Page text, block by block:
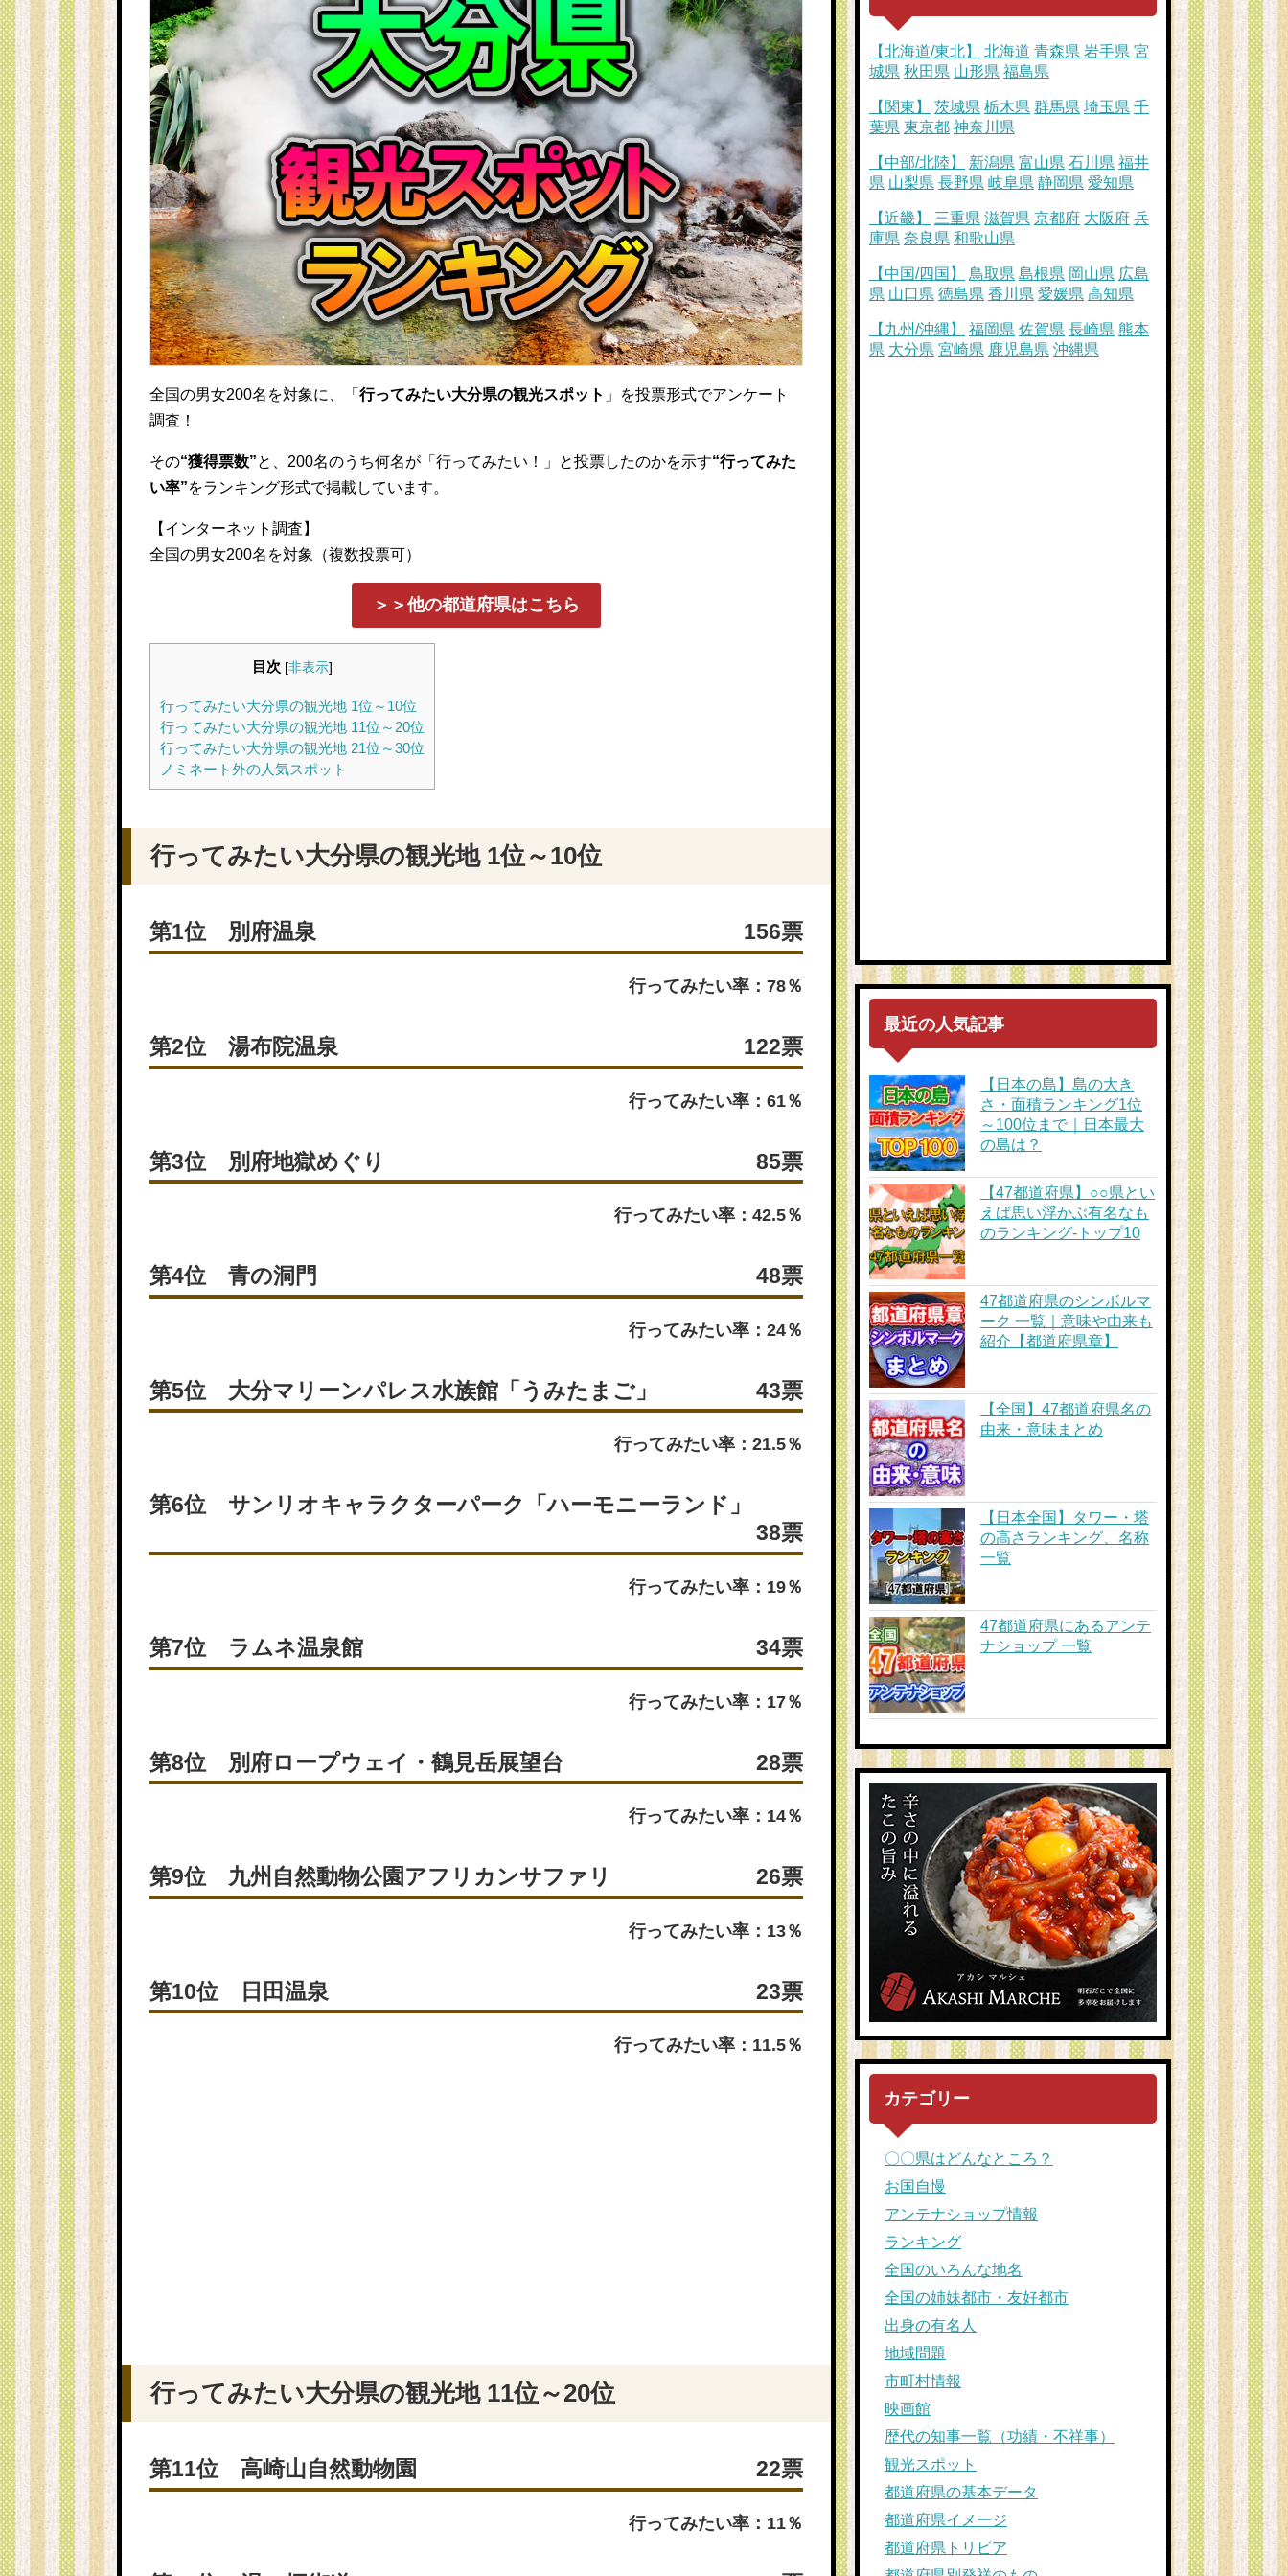
全国の男女200名を対象に、「 行ってみたい大分県の観光スポット 」を投票形式でアンケート
調査！
その“獲得票数”と、200名のうち何名が「行ってみたい！」と投票したのかを示す“行ってみた
い率”をランキング形式で掲載しています。
【インターネット調査】
全国の男女200名を対象（複数投票可）
＞＞他の都道府県はこちら
目次 [非表示]
行ってみたい大分県の観光地 1位～10位
行ってみたい大分県の観光地 11位～20位
行ってみたい大分県の観光地 21位～30位
ノミネート外の人気スポット
行ってみたい大分県の観光地 1位～10位
第1位 別府温泉 156票
行ってみたい率：78％
第2位 湯布院温泉 122票
行ってみたい率：61％
第3位 別府地獄めぐり 85票
行ってみたい率：42.5％
第4位 青の洞門 48票
行ってみたい率：24％
第5位 大分マリーンパレス水族館「うみたまご」 43票
行ってみたい率：21.5％
第6位 サンリオキャラクターパーク「ハーモニーランド」
38票
行ってみたい率：19％
第7位 ラムネ温泉館 34票
行ってみたい率：17％
第8位 別府ロープウェイ・鶴見岳展望台 28票
行ってみたい率：14％
第9位 九州自然動物公園アフリカンサファリ 26票
行ってみたい率：13％
第10位 日田温泉 23票
行ってみたい率：11.5％
行ってみたい大分県の観光地 11位～20位
第11位 高崎山自然動物園 22票
行ってみたい率：11％
【北海道/東北】 北海道 青森県 岩手県 宮
城県 秋田県 山形県 福島県
【関東】 茨城県 栃木県 群馬県 埼玉県 千
葉県 東京都 神奈川県
【中部/北陸】 新潟県 富山県 石川県 福井
県 山梨県 長野県 岐阜県 静岡県 愛知県
【近畿】 三重県 滋賀県 京都府 大阪府 兵
庫県 奈良県 和歌山県
【中国/四国】 鳥取県 島根県 岡山県 広島
県 山口県 徳島県 香川県 愛媛県 高知県
【九州/沖縄】 福岡県 佐賀県 長崎県 熊本
県 大分県 宮崎県 鹿児島県 沖縄県
最近の人気記事
【日本の島】島の大き
さ・面積ランキング1位
～100位まで｜日本最大
の島は？
【47都道府県】○○県とい
えば思い浮かぶ有名なも
のランキング-トップ10
47都道府県のシンボルマ
ーク 一覧｜意味や由来も
紹介【都道府県章】
【全国】47都道府県名の
由来・意味まとめ
【日本全国】タワー・塔
の高さランキング、名称
一覧
47都道府県にあるアンテ
ナショップ 一覧
カテゴリー
〇〇県はどんなところ？
お国自慢
アンテナショップ情報
ランキング
全国のいろんな地名
全国の姉妹都市・友好都市
出身の有名人
地域問題
市町村情報
映画館
歴代の知事一覧（功績・不祥事）
観光スポット
都道府県の基本データ
都道府県イメージ
都道府県トリビア